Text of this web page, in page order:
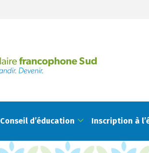
Conseil d’éducation Inscription à